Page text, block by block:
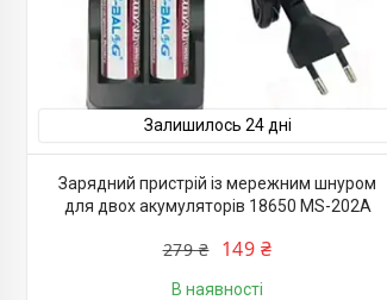
Залишилось 24 дні
Зарядний пристрій із мережним шнуром
для двох акумуляторів 18650 MS-202A
279 ₴ 149 ₴
В наявності